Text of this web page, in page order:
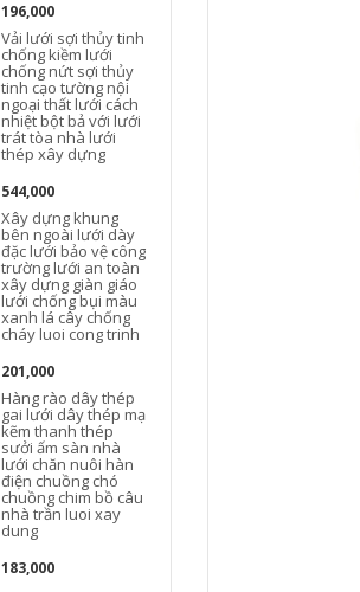
196,000
Vải lưới sợi thủy tinh
chống kiềm lưới
chống nứt sợi thủy
tinh cạo tường nội
ngoại thất lưới cách
nhiệt bột bả với lưới
trát tòa nhà lưới
thép xây dựng
544,000
Xây dựng khung
bên ngoài lưới dày
đặc lưới bảo vệ công
trường lưới an toàn
xây dựng giàn giáo
lưới chống bụi màu
xanh lá cây chống
cháy luoi cong trinh
201,000
Hàng rào dây thép
gai lưới dây thép mạ
kẽm thanh thép
sưởi ấm sàn nhà
lưới chăn nuôi hàn
điện chuồng chó
chuồng chim bồ câu
nhà trần luoi xay
dung
183,000
lưới bảo vệ
dày đặc
lưới chống
lưới xây